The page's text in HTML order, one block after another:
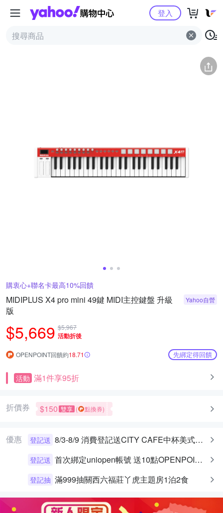
Yahoo購物中心
登入
簡介 評價 (1) 猜你喜歡
購衷心+聯名卡最高10%回饋
MIDIPLUS X4 pro mini 49鍵 MIDI主控鍵盤 升級
版
$5,669 $5,967
活動折後
Yahoo自營
OPENPOINT回饋約18.71 先綁定得回饋
活動 滿1件享95折
折價券 $150 雙享 ( 點換券)
優惠 登記送 8/3-8/9 消費登記送CITY CAFE中杯美式乙杯
登記送 首次綁定uniopen帳號 送10點OPENPOINT+統一布丁一個
登記抽 滿999抽關西六福莊丫虎主題房1泊2食